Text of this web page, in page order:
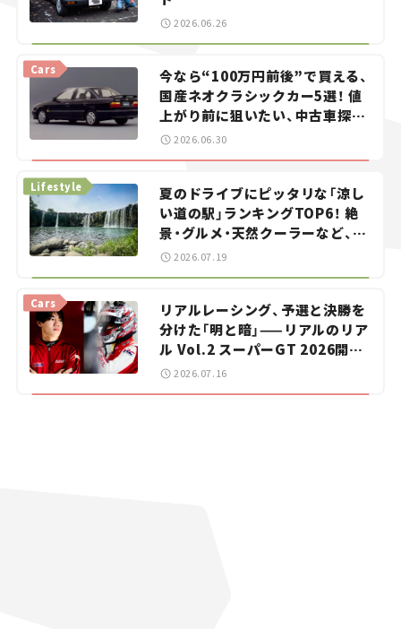
2026.06.26
今なら“100万円前後”で買える、
国産ネオクラシックカー5選！ 値
上がり前に狙いたい、中古車探し
をお手伝い――ちょっとイケてるマ
Cars
2026.06.30
夏のドライブにピッタリな「涼し
い道の駅」ランキングTOP6！ 絶
景・グルメ・天然クーラーなど、避
暑におすすめのスポットを紹介
Lifestyle
2026.07.19
リアルレーシング、予選と決勝を
分けた「明と暗」——リアルのリア
ル Vol.2 スーパーGT 2026開幕
戦 岡山国際サーキット
Cars
2026.07.16